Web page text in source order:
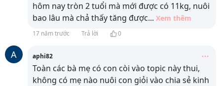
hôm nay tròn 2 tuổi mà mới được có 11kg, nuôi
bao lâu mà chả thấy tăng được... Xem thêm
17 năm trước Trả lời 0
A aphi82
Toàn các bà mẹ có con còi vào topic này thui,
không có mẹ nào nuôi con giỏi vào chia sẻ kinh